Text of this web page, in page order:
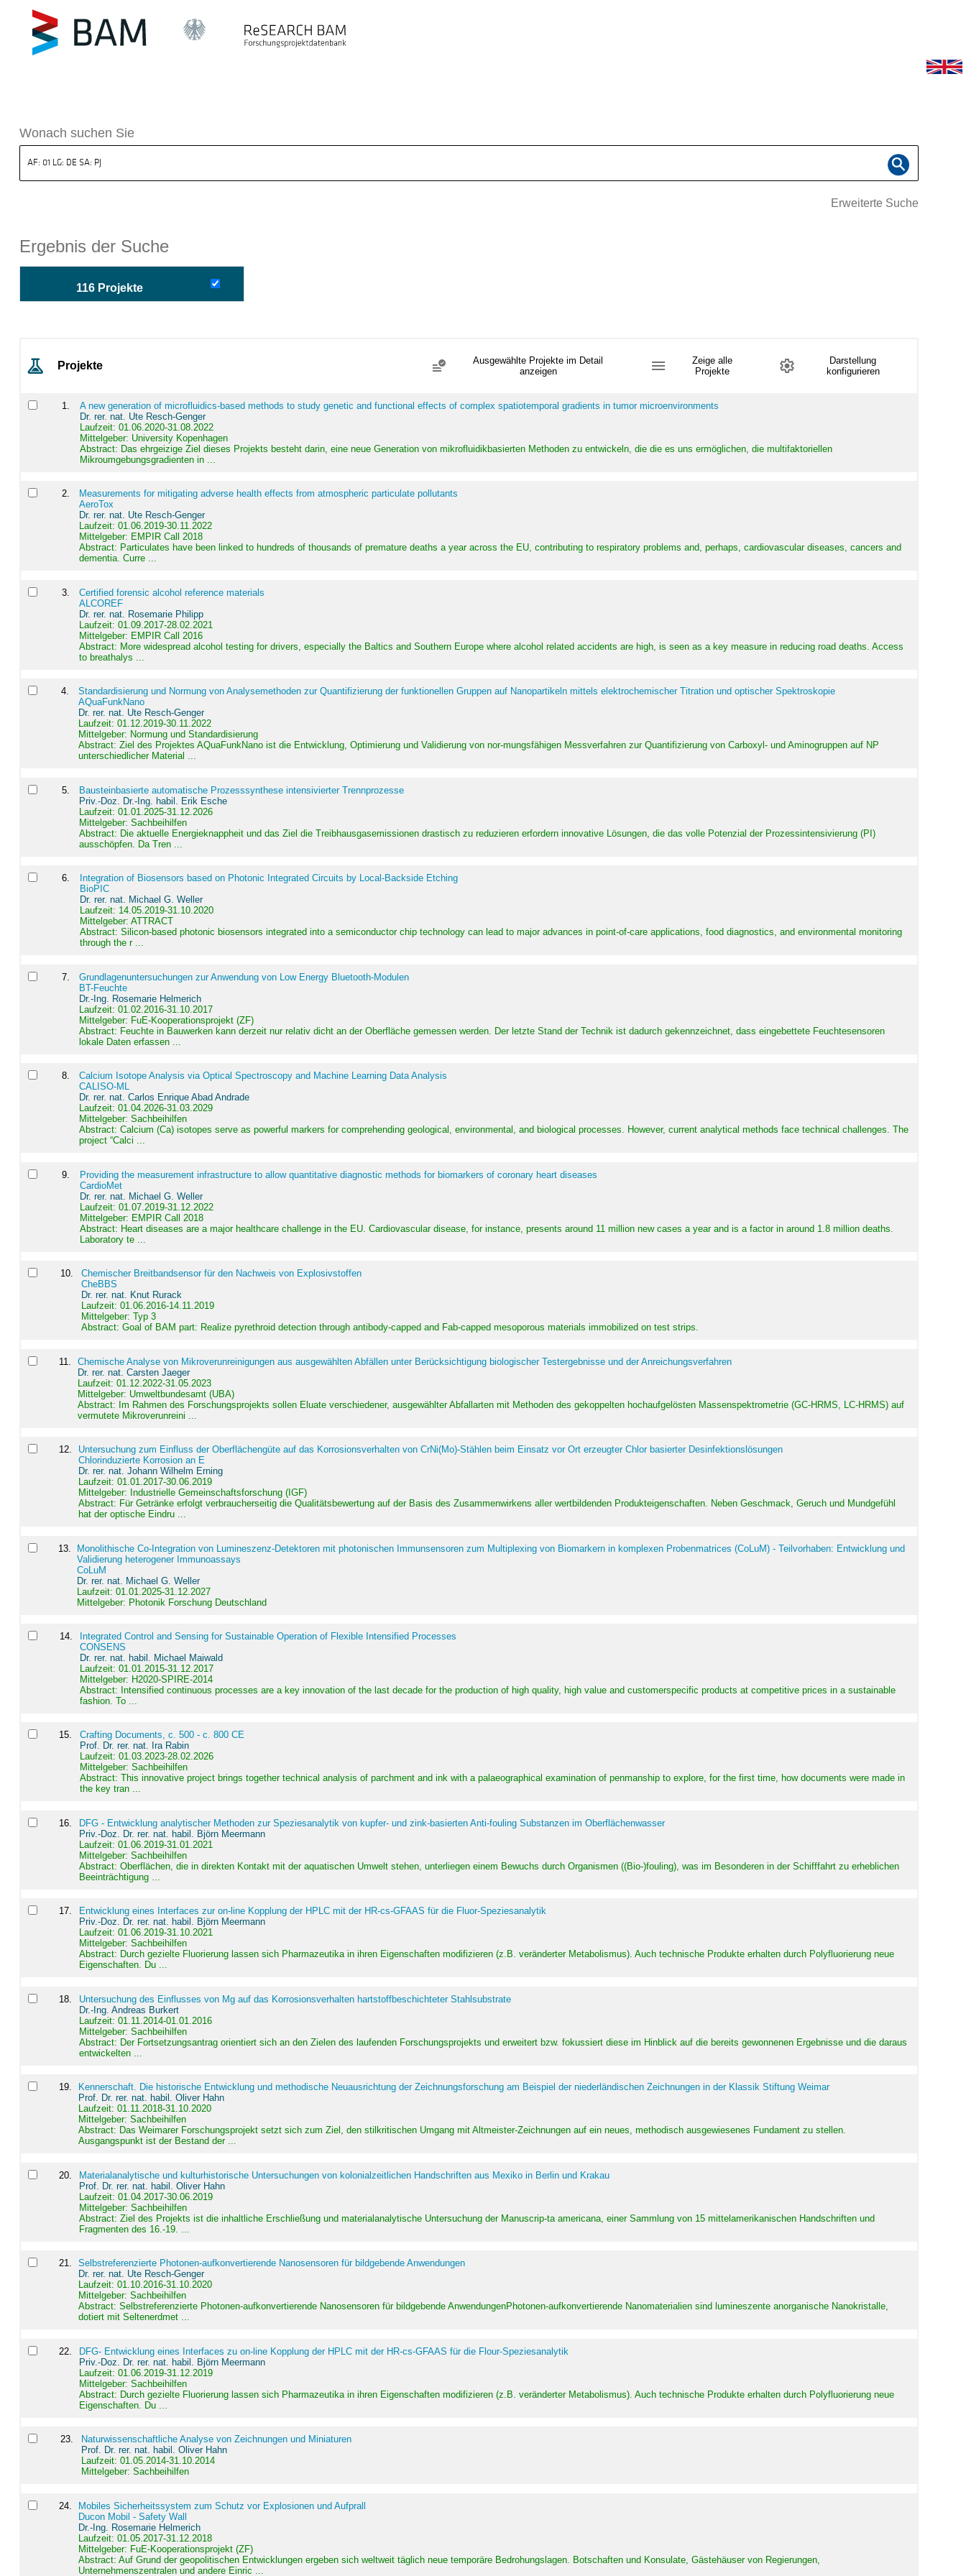
ReSEARCH BAM
Wonach suchen Sie
Erweiterte Suche
Ergebnis der Suche
116 Projekte
Projekte
Ausgewählte Projekte im Detail
anzeigen
Zeige alle
Projekte
Darstellung
konfigurieren
1
A new generation of microfluidics-based methods to study genetic and functional effects of complex spatiotemporal gradients in tumor microenvironments
Dr. rer. nat. Ute Resch-Genger
Laufzeit: 01.06.2020-31.08.2022
Mittelgeber: University Kopenhagen
Abstract: Das ehrgeizige Ziel dieses Projekts besteht darin, eine neue Generation von mikrofluidikbasierten Methoden zu entwickeln, die die es uns ermöglichen, die multifaktoriellen
Mikroumgebungsgradienten in ...
2.
Measurements for mitigating adverse health effects from atmospheric particulate pollutants
AeroTox
Dr. rer. nat. Ute Resch-Genger
Laufzeit: 01.06.2019-30.11.2022
Mittelgeber: EMPIR Call 2018
Abstract: Particulates have been linked to hundreds of thousands of premature deaths a year across the EU, contributing to respiratory problems and, perhaps, cardiovascular diseases, cancers and
dementia. Curre ...
3.
Certified forensic alcohol reference materials
ALCOREF
Dr. rer. nat. Rosemarie Philipp
Laufzeit: 01.09.2017-28.02.2021
Mittelgeber: EMPIR Call 2016
Abstract: More widespread alcohol testing for drivers, especially the Baltics and Southern Europe where alcohol related accidents are high, is seen as a key measure in reducing road deaths. Access
to breathalys ...
4.
Standardisierung und Normung von Analysemethoden zur Quantifizierung der funktionellen Gruppen auf Nanopartikeln mittels elektrochemischer Titration und optischer Spektroskopie
AQuaFunkNano
Dr. rer. nat. Ute Resch-Genger
Laufzeit: 01.12.2019-30.11.2022
Mittelgeber: Normung und Standardisierung
Abstract:Ziel des Projektes AQuaFunkNano ist die Entwicklung, Optimierung und Validierung von nor-mungsfähigen Messverfahren zur Quantifizierung von Carboxyl- und Aminogruppen auf NP
unterschiedlicher Material ...
5.
Bausteinbasierte automatische Prozesssynthese intensivierter Trennprozesse
Priv.-Doz. Dr.-Ing. habil. Erik Esche
Laufzeit: 01.01.2025-31.12.2026
Mittelgeber: Sachbeihilfen
Abstract: Die aktuelle Energieknappheit und das Ziel die Treibhausgasemissionen drastisch zu reduzieren erfordern innovative Lösungen, die das volle Potenzial der Prozessintensivierung (PI)
ausschöpfen. Da Tren ...
6.
Integration of Biosensors based on Photonic Integrated Circuits by Local-Backside Etching
BioPIC
Dr. rer. nat. Michael G. Weller
Laufzeit: 14.05.2019-31.10.2020
Mittelgeber: ATTRACT
Abstract: Silicon-based photonic biosensors integrated into a semiconductor chip technology can lead to major advances in point-of-care applications, food diagnostics, and environmental monitoring
through the r ...
7.
Grundlagenuntersuchungen zur Anwendung von Low Energy Bluetooth-Modulen
BT-Feuchte
Dr.-Ing. Rosemarie Helmerich
Laufzeit: 01.02.2016-31.10.2017
Mittelgeber: FuE-Kooperationsprojekt (ZF)
Abstract: Feuchte in Bauwerken kann derzeit nur relativ dicht an der Oberfläche gemessen werden. Der letzte Stand der Technik ist dadurch gekennzeichnet, dass eingebettete Feuchtesensoren
lokale Daten erfassen ...
8.
Calcium Isotope Analysis via Optical Spectroscopy and Machine Learning Data Analysis
CALISO-ML
Dr. rer. nat. Carlos Enrique Abad Andrade
Laufzeit: 01.04.2026-31.03.2029
Mittelgeber: Sachbeihilfen
Abstract:Calcium (Ca) isotopes serve as powerful markers for comprehending geological, environmental, and biological processes. However, current analytical methods face technical challenges. The
project “Calci ...
9
Providing the measurement infrastructure to allow quantitative diagnostic methods for biomarkers of coronary heart diseases
CardioMet
Dr. rer. nat. Michael G. Weller
Laufzeit: 01.07.2019-31.12.2022
Mittelgeber: EMPIR Call 2018
Abstract: Heart diseases are a major healthcare challenge in the EU. Cardiovascular disease, for instance, presents around 11 million new cases a year and is a factor in around 1.8 million deaths.
Laboratory te ...
10.
Chemischer Breitbandsensor für den Nachweis von Explosivstoffen
CheBBS
Dr. rer. nat. Knut Rurack
Laufzeit: 01.06.2016-14.11.2019
Mittelgeber: Typ 3
Abstract:Goal of BAM part: Realize pyrethroid detection through antibody-capped and Fab-capped mesoporous materials immobilized on test strips.
11
Chemische Analyse von Mikroverunreinigungen aus ausgewählten Abfällen unter Berücksichtigung biologischer Testergebnisse und der Anreichungsverfahren
Dr. rer. nat. Carsten Jaeger
Laufzeit: 01.12.2022-31.05.2023
Mittelgeber: Umweltbundesamt (UBA)
Abstract: Im Rahmen des Forschungsprojekts sollen Eluate verschiedener, ausgewählter Abfallarten mit Methoden des gekoppelten hochaufgelösten Massenspektrometrie (GC-HRMS, LC-HRMS) auf
vermutete Mikroverunreini ...
12.
Untersuchung zum Einfluss der Oberflächengüte auf das Korrosionsverhalten von CrNi(Mo)-Stählen beim Einsatz vor Ort erzeugter Chlor basierter Desinfektionslösungen
Chlorinduzierte Korrosion an E
Dr. rer. nat. Johann Wilhelm Erning
Laufzeit: 01.01.2017-30.06.2019
Mittelgeber: Industrielle Gemeinschaftsforschung (IGF)
Abstract: Für Getränke erfolgt verbraucherseitig die Qualitätsbewertung auf der Basis des Zusammenwirkens aller wertbildenden Produkteigenschaften. Neben Geschmack, Geruch und Mundgefühl
hat der optische Eindru ...
13.
Monolithische Co-Integration von Lumineszenz-Detektoren mit photonischen Immunsensoren zum Multiplexing von Biomarkern in komplexen Probenmatrices (CoLuM) - Teilvorhaben: Entwicklung und
Validierung heterogener Immunoassays
CoLuM
Dr. rer. nat. Michael G. Weller
Laufzeit: 01.01.2025-31.12.2027
Mittelgeber: Photonik Forschung Deutschland
14.
Integrated Control and Sensing for Sustainable Operation of Flexible Intensified Processes
CONSENS
Dr. rer. nat. habil. Michael Maiwald
Laufzeit: 01.01.2015-31.12.2017
Mittelgeber: H2020-SPIRE-2014
Abstract: Intensified continuous processes are a key innovation of the last decade for the production of high quality, high value and customerspecific products at competitive prices in a sustainable
fashion. To ...
15.
Crafting Documents, c. 500 - c. 800 CE
Prof. Dr. rer. nat. Ira Rabin
Laufzeit: 01.03.2023-28.02.2026
Mittelgeber: Sachbeihilfen
Abstract: This innovative project brings together technical analysis of parchment and ink with a palaeographical examination of penmanship to explore, for the first time, how documents were made in
the key tran ...
16
DFG - Entwicklung analytischer Methoden zur Speziesanalytik von kupfer- und zink-basierten Anti-fouling Substanzen im Oberflächenwasser
Priv.-Doz. Dr. rer. nat. habil. Björn Meermann
Laufzeit: 01.06.2019-31.01.2021
Mittelgeber: Sachbeihilfen
Abstract:Oberflächen, die in direkten Kontakt mit der aquatischen Umwelt stehen, unterliegen einem Bewuchs durch Organismen ((Bio-)fouling), was im Besonderen in der Schifffahrt zu erheblichen
Beeinträchtigung ...
17.
Entwicklung eines Interfaces zur on-line Kopplung der HPLC mit der HR-cs-GFAAS für die Fluor-Speziesanalytik
Priv.-Doz. Dr. rer. nat. habil. Björn Meermann
Laufzeit: 01.06.2019-31.10.2021
Mittelgeber: Sachbeihilfen
Abstract: Durch gezielte Fluorierung lassen sich Pharmazeutika in ihren Eigenschaften modifizieren (z.B. veränderter Metabolismus). Auch technische Produkte erhalten durch Polyfluorierung neue
Eigenschaften. Du ...
18
Untersuchung des Einflusses von Mg auf das Korrosionsverhalten hartstoffbeschichteter Stahlsubstrate
Dr.-Ing. Andreas Burkert
Laufzeit: 01.11.2014-01.01.2016
Mittelgeber: Sachbeihilfen
Abstract: Der Fortsetzungsantrag orientiert sich an den Zielen des laufenden Forschungsprojekts und erweitert bzw. fokussiert diese im Hinblick auf die bereits gewonnenen Ergebnisse und die daraus
entwickelten ...
19.
Kennerschaft. Die historische Entwicklung und methodische Neuausrichtung der Zeichnungsforschung am Beispiel der niederländischen Zeichnungen in der Klassik Stiftung Weimar
Prof. Dr. rer. nat. habil. Oliver Hahn
Laufzeit: 01.11.2018-31.10.2020
Mittelgeber: Sachbeihilfen
Abstract: Das Weimarer Forschungsprojekt setzt sich zum Ziel, den stilkritischen Umgang mit Altmeister-Zeichnungen auf ein neues, methodisch ausgewiesenes Fundament zu stellen.
Ausgangspunkt ist der Bestand der ...
20
Materialanalytische und kulturhistorische Untersuchungen von kolonialzeitlichen Handschriften aus Mexiko in Berlin und Krakau
Prof. Dr. rer. nat. habil. Oliver Hahn
Laufzeit: 01.04.2017-30.06.2019
Mittelgeber: Sachbeihilfen
Abstract: Ziel des Projekts ist die inhaltliche Erschließung und materialanalytische Untersuchung der Manuscrip-ta americana, einer Sammlung von 15 mittelamerikanischen Handschriften und
Fragmenten des 16.-19. ...
21.
Selbstreferenzierte Photonen-aufkonvertierende Nanosensoren für bildgebende Anwendungen
Dr. rer. nat. Ute Resch-Genger
Laufzeit: 01.10.2016-31.10.2020
Mittelgeber: Sachbeihilfen
Abstract:Selbstreferenzierte Photonen-aufkonvertierende Nanosensoren für bildgebende AnwendungenPhotonen-aufkonvertierende Nanomaterialien sind lumineszente anorganische Nanokristalle,
dotiert mit Seltenerdmet ...
22
DFG- Entwicklung eines Interfaces zu on-line Kopplung der HPLC mit der HR-cs-GFAAS für die Flour-Speziesanalytik
Priv.-Doz. Dr. rer. nat. habil. Björn Meermann
Laufzeit: 01.06.2019-31.12.2019
Mittelgeber: Sachbeihilfen
Abstract: Durch gezielte Fluorierung lassen sich Pharmazeutika in ihren Eigenschaften modifizieren (z.B. veränderter Metabolismus). Auch technische Produkte erhalten durch Polyfluorierung neue
Eigenschaften. Du ...
23.
Naturwissenschaftliche Analyse von Zeichnungen und Miniaturen
Prof. Dr. rer. nat. habil. Oliver Hahn
Laufzeit: 01.05.2014-31.10.2014
Mittelgeber: Sachbeihilfen
24.
Mobiles Sicherheitssystem zum Schutz vor Explosionen und Aufprall
Ducon Mobil - Safety Wall
Dr.-Ing. Rosemarie Helmerich
Laufzeit: 01.05.2017-31.12.2018
Mittelgeber: FuE-Kooperationsprojekt (ZF)
Abstract:Auf Grund der geopolitischen Entwicklungen ergeben sich weltweit täglich neue temporäre Bedrohungslagen. Botschaften und Konsulate, Gästehäuser von Regierungen,
Unternehmenszentralen und andere Einric ...